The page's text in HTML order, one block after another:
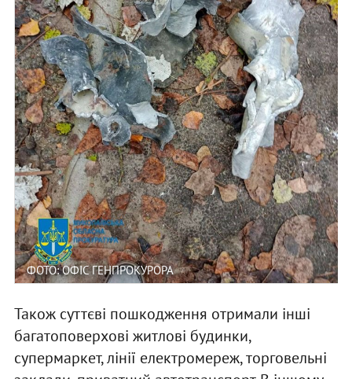
ФОТО: ОФІС ГЕНПРОКУРОРА
Також суттєві пошкодження отримали інші
багатоповерхові житлові будинки,
супермаркет, лінії електромереж, торговельні